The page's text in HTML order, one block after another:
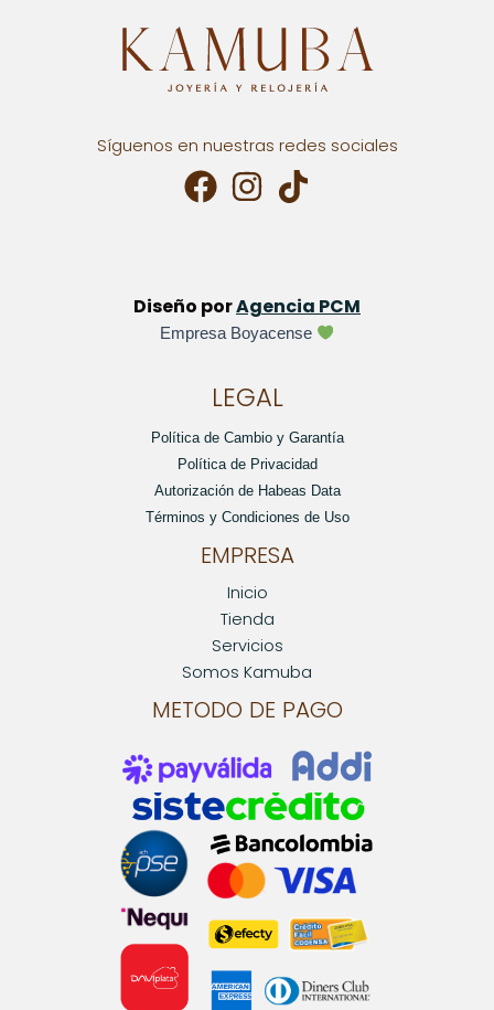
Síguenos en nuestras redes sociales
Diseño porAgencia PCM
Empresa Boyacense
LEGAL
Política de Cambio y Garantía
Política de Privacidad
Autorización de Habeas Data
Términos y Condiciones de Uso
EMPRESA
Inicio
Tienda
Servicios
Somos Kamuba
METODO DE PAGO